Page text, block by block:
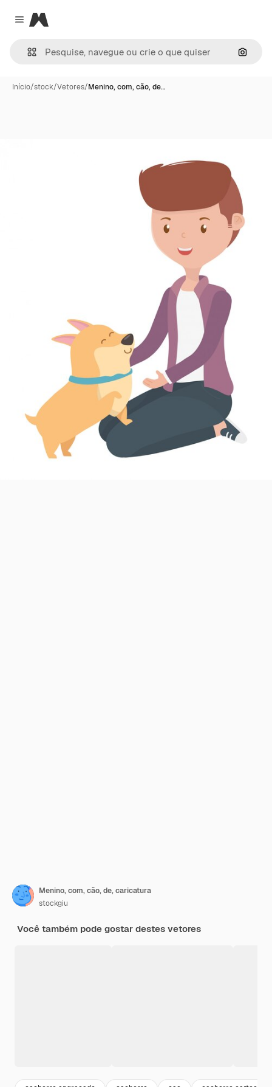
Close menu
Magnific
Início/stock/Vetores/Menino, com, cão, de…
Menino, com, cão, de, caricatura
stockgiu
Você também pode gostar destes vetores